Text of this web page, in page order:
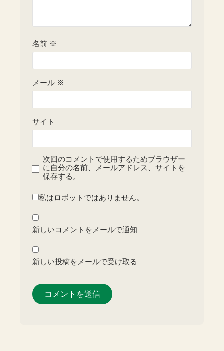
名前 ※
メール ※
サイト
次回のコメントで使用するためブラウザー
に自分の名前、メールアドレス、サイトを
保存する。
私はロボットではありません。
新しいコメントをメールで通知
新しい投稿をメールで受け取る